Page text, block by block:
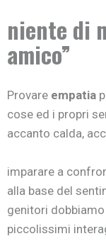
niente di
amico”
Provare empatia
cose ed i propri
accanto calda,
imparare a
alla base del
genitori
piccolissimi